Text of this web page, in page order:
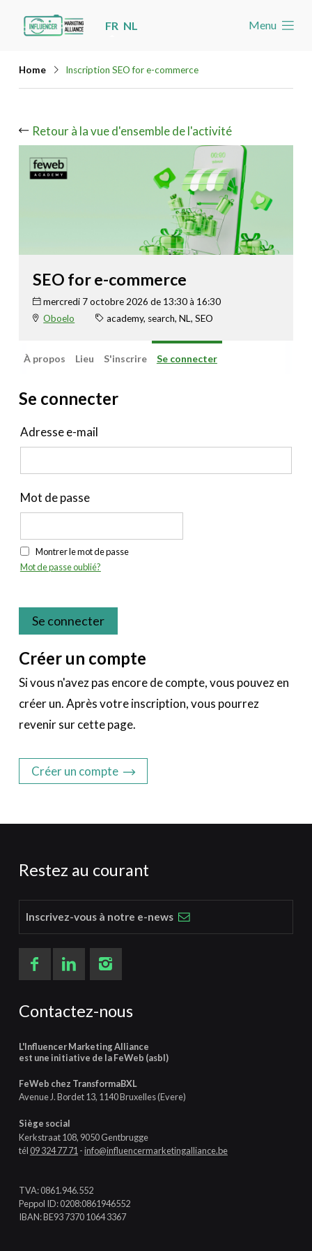
Jump
Jump
to
main
FR NL Menu
Home Inscription SEO for e-commerce
Retour à la vue d'ensemble de l'activité
SEO for e-commerce
mercredi 7 octobre 2026 de 13:30 à 16:30
Oboelo
academy, search, NL, SEO
À propos Lieu S'inscrire Se connecter
Se connecter
Adresse e-mail
Mot de passe
Montrer le mot de passe
Mot de passe oublié?
Se connecter
Créer un compte
Si vous n'avez pas encore de compte, vous pouvez en
créer un. Après votre inscription, vous pourrez
revenir sur cette page.
Créer un compte
Restez au courant
Inscrivez-vous à notre e-news
Contactez-nous
L'Influencer Marketing Alliance
est une initiative de la FeWeb (asbl)
FeWeb chez TransformaBXL
Avenue J. Bordet 13, 1140 Bruxelles (Evere)
Siège social
Kerkstraat 108, 9050 Gentbrugge
tél09 324 77 71 -info@influencermarketingalliance.be
TVA: 0861.946.552
Peppol ID: 0208:0861946552
IBAN: BE93 7370 1064 3367
Cas
Toolbox
Devenez membre
Account
Rechercher